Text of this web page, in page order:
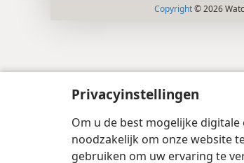
Privacyinstellingen
Om u de best mogelijke
noodzakelijk om onze website
gebruiken om uw ervaring te
Copyright© 2026